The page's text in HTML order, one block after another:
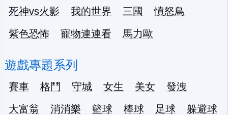
死神vs火影
我的世界 三國
憤怒鳥
紫色恐怖
寵物連連看 馬力歐
遊戲專題系列
賽車 格鬥 守城 女生 美女
發洩
大富翁
消消樂 籃球 棒球 足球
躲避球